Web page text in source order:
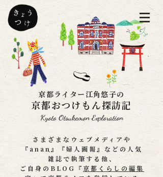
京都ライター江角悠子の
京都おつけもん探訪記
Kyoto Otsukemon Exploration
さまざまなウェブメディアや
『anan』『婦人画報』などの人気
雑誌で執筆する他、
ご自身のBLOG『 京都くらしの編集